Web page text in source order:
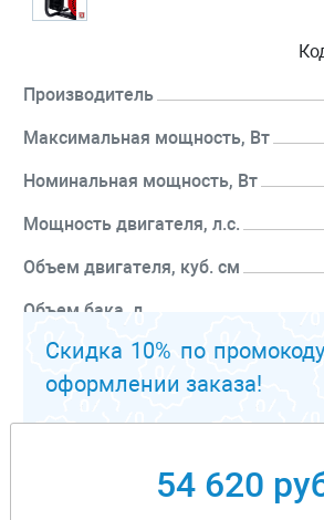
Производитель
Максимальная мощность, Вт
Номинальная мощность, Вт
Мощность двигателя, л.с.
Объем двигателя, куб. см
Объем бака, л
Уровень шума, Дб
Перейти к описанию
Скидка 10% по
оформлении заказа!
54 620